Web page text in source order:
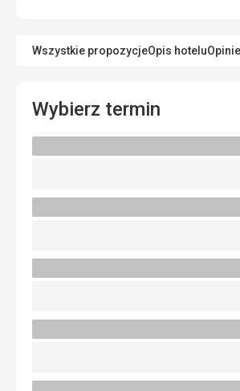
Wszystkie propozycjeOpis hotelu
Wybierz termin